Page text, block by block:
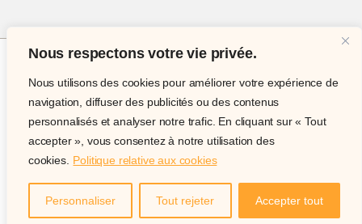
Nous respectons votre vie privée.
Nous utilisons des cookies pour améliorer votre expérience de
navigation, diffuser des publicités ou des contenus
personnalisés et analyser notre trafic. En cliquant sur « Tout
accepter », vous consentez à notre utilisation des
cookies. Politique relative aux cookies
Personnaliser Tout rejeter Accepter tout
© Copyright 2012 - 2026 •Philatélie Passion•
Tous droits réservés • Site internet réalisé par
Site internet sécurisé acceptant les paiement par carte,